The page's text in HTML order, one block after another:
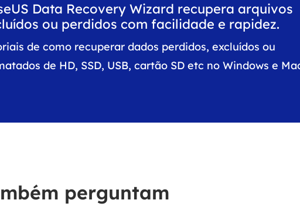
Data Recovery Wizard recupera arquivos
ou perdidos com facilidade e rapidez.
de como recuperar dados perdidos, excluídos ou
de HD, SSD, USB, cartão SD etc no Windows e
perguntam